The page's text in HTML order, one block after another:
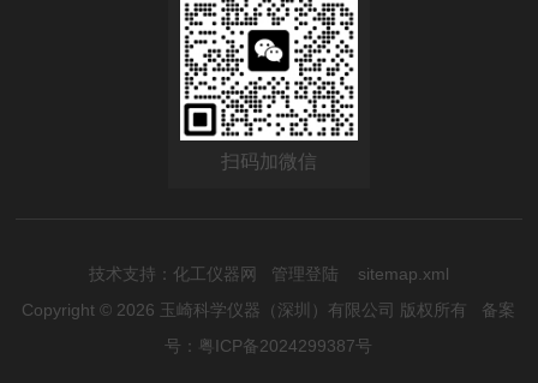
扫码加微信
技术支持： 化工仪器网 管理登陆
sitemap.xml
Copyright © 2026 玉崎科学仪器（深圳）有限公司 版权所有 备案
号：粤ICP备2024299387号